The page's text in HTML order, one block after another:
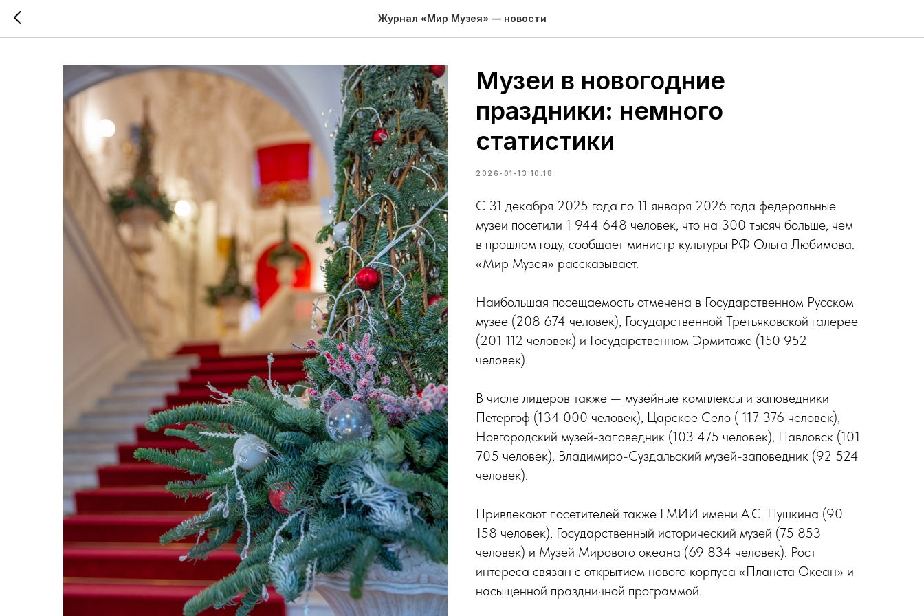
Журнал «Мир Музея» — новости
Музеи в новогодние
праздники: немного
статистики
2026-01-13 10:18
С 31 декабря 2025 года по 11 января 2026 года федеральные
музеи посетили 1 944 648 человек, что на 300 тысяч больше, чем
в прошлом году, сообщает министр культуры РФ Ольга Любимова.
«Мир Музея» рассказывает.
Наибольшая посещаемость отмечена в Государственном Русском
музее (208 674 человек), Государственной Третьяковской галерее
(201 112 человек) и Государственном Эрмитаже (150 952
человек).
В числе лидеров также — музейные комплексы и заповедники
Петергоф (134 000 человек), Царское Село ( 117 376 человек),
Новгородский музей-заповедник (103 475 человек), Павловск (101
705 человек), Владимиро-Суздальский музей-заповедник (92 524
человек).
Привлекают посетителей также ГМИИ имени А.С. Пушкина (90
158 человек), Государственный исторический музей (75 853
человек) и Музей Мирового океана (69 834 человек). Рост
интереса связан с открытием нового корпуса «Планета Океан» и
насыщенной праздничной программой.